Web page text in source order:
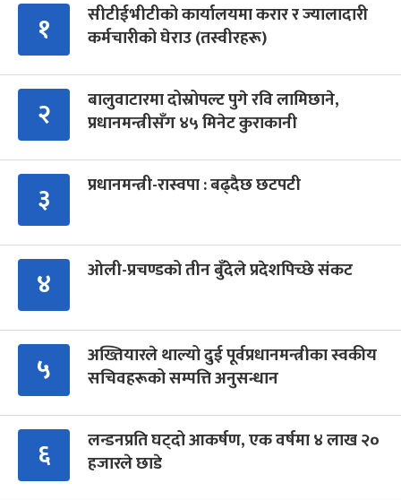
१
सीटीईभीटीको कार्यालयमा करार र ज्यालादारी
कर्मचारीको घेराउ (तस्वीरहरू)
२
बालुवाटारमा दोस्रोपल्ट पुगे रवि लामिछाने,
प्रधानमन्त्रीसँग ४५ मिनेट कुराकानी
३ प्रधानमन्त्री-रास्वपा : बढ्दैछ छटपटी
४ ओली-प्रचण्डको तीन बुँदेले प्रदेशपिच्छे संकट
५
अख्तियारले थाल्यो दुई पूर्वप्रधानमन्त्रीका स्वकीय
सचिवहरूको सम्पत्ति अनुसन्धान
६
लन्डनप्रति घट्दो आकर्षण, एक वर्षमा ४ लाख २०
हजारले छाडे